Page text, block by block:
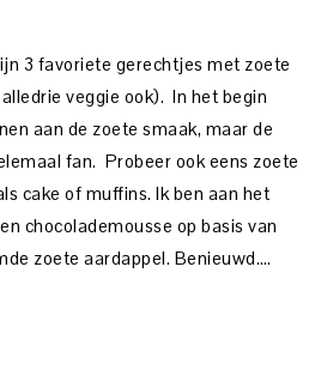
3 favoriete gerechtjes met zoete
veggie ook). In het begin
aan de zoete smaak, maar de
fan. Probeer ook eens zoete
cake of muffins. Ik ben aan het
chocolademousse op basis van
zoete aardappel. Benieuwd….